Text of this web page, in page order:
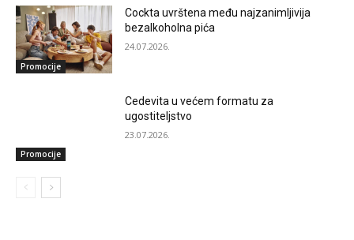
Promocije
Cockta uvrštena među najzanimljivija
bezalkoholna pića
24.07.2026.
Promocije
Cedevita u većem formatu za
ugostiteljstvo
23.07.2026.